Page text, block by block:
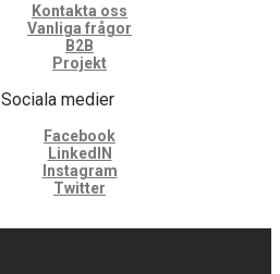
Kontakta oss
Vanliga frågor
B2B
Projekt
Sociala medier
Facebook
LinkedIN
Instagram
Twitter